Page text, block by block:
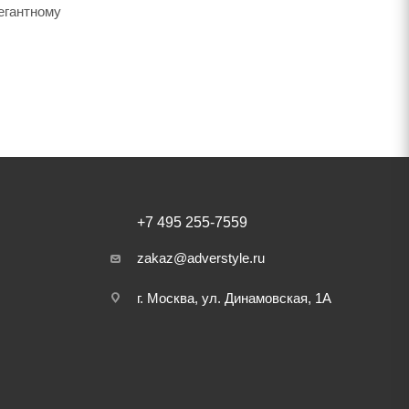
+7 495 255-7559
zakaz@adverstyle.ru
г. Москва, ул. Динамовская, 1А